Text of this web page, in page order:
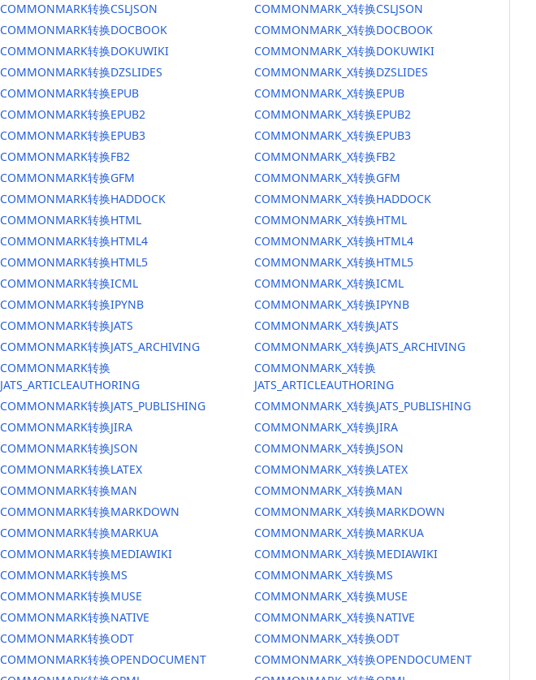
COMMONMARK转换CSLJSON
COMMONMARK转换DOCBOOK
COMMONMARK转换DOKUWIKI
COMMONMARK转换DZSLIDES
COMMONMARK转换EPUB
COMMONMARK转换EPUB2
COMMONMARK转换EPUB3
COMMONMARK转换FB2
COMMONMARK转换GFM
COMMONMARK转换HADDOCK
COMMONMARK转换HTML
COMMONMARK转换HTML4
COMMONMARK转换HTML5
COMMONMARK转换ICML
COMMONMARK转换IPYNB
COMMONMARK转换JATS
COMMONMARK转换JATS_ARCHIVING
COMMONMARK转换
JATS_ARTICLEAUTHORING
COMMONMARK转换JATS_PUBLISHING
COMMONMARK转换JIRA
COMMONMARK转换JSON
COMMONMARK转换LATEX
COMMONMARK转换MAN
COMMONMARK转换MARKDOWN
COMMONMARK转换MARKUA
COMMONMARK转换MEDIAWIKI
COMMONMARK转换MS
COMMONMARK转换MUSE
COMMONMARK转换NATIVE
COMMONMARK转换ODT
COMMONMARK转换OPENDOCUMENT
COMMONMARK_X转换CSLJSON
COMMONMARK_X转换DOCBOOK
COMMONMARK_X转换DOKUWIKI
COMMONMARK_X转换DZSLIDES
COMMONMARK_X转换EPUB
COMMONMARK_X转换EPUB2
COMMONMARK_X转换EPUB3
COMMONMARK_X转换FB2
COMMONMARK_X转换GFM
COMMONMARK_X转换HADDOCK
COMMONMARK_X转换HTML
COMMONMARK_X转换HTML4
COMMONMARK_X转换HTML5
COMMONMARK_X转换ICML
COMMONMARK_X转换IPYNB
COMMONMARK_X转换JATS
COMMONMARK_X转换JATS_ARCHIVING
COMMONMARK_X转换
JATS_ARTICLEAUTHORING
COMMONMARK_X转换JATS_PUBLISHING
COMMONMARK_X转换JIRA
COMMONMARK_X转换JSON
COMMONMARK_X转换LATEX
COMMONMARK_X转换MAN
COMMONMARK_X转换MARKDOWN
COMMONMARK_X转换MARKUA
COMMONMARK_X转换MEDIAWIKI
COMMONMARK_X转换MS
COMMONMARK_X转换MUSE
COMMONMARK_X转换NATIVE
COMMONMARK_X转换ODT
COMMONMARK_X转换OPENDOCUMENT